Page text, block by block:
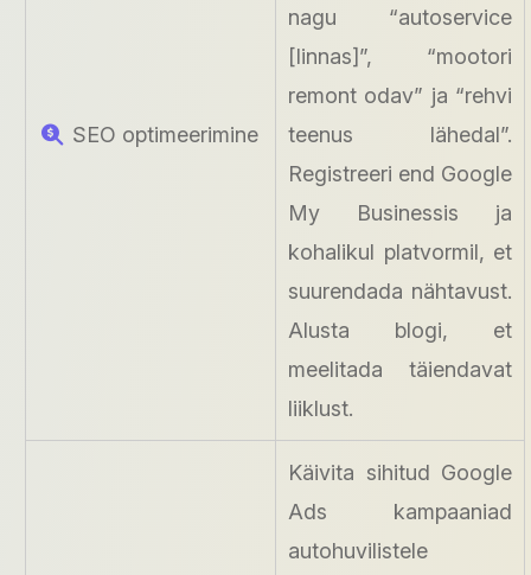
SEO optimeerimine
nagu “autoservice
[linnas]”, “mootori
remont odav” ja “rehvi
teenus lähedal”.
Registreeri end Google
My Businessis ja
kohalikul platvormil, et
suurendada nähtavust.
Alusta blogi, et
meelitada täiendavat
liiklust.
Käivita sihitud Google
Ads kampaaniad
autohuvilistele